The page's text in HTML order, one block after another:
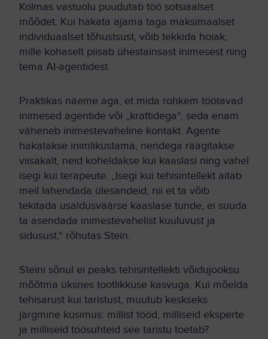
Kolmas vastuolu puudutab töö sotsiaalset
mõõdet. Kui hakata ajama taga maksimaalset
individuaalset tõhustsust, võib tekkida hoiak,
mille kohaselt piisab ühestainsast inimesest ning
tema AI-agentidest.
Praktikas näeme aga, et mida rohkem töötavad
inimesed agentide või „krattidega“, seda enam
väheneb inimestevaheline kontakt. Agente
hakatakse inimlikustama, nendega räägitakse
viisakalt, neid koheldakse kui kaaslasi ning vahel
isegi kui terapeute. „Isegi kui tehisintellekt aitab
meil lahendada ülesandeid, nii et ta võib
tekitada usaldusväärse kaaslase tunde, ei suuda
ta asendada inimestevahelist kuuluvust ja
sidusust,“ rõhutas Stein.
Steini sõnul ei peaks tehisintellekti võidujooksu
mõõtma üksnes tootlikkuse kasvuga. Kui mõelda
tehisarust kui taristust, muutub keskseks
järgmine küsimus: millist tööd, milliseid eksperte
ja milliseid töösuhteid see taristu toetab?